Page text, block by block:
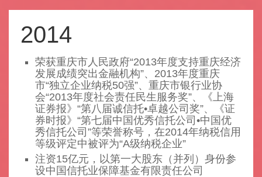
2014
荣获重庆市人民政府“2013年度支持重庆经济
发展成绩突出金融机构”、2013年度重庆
市“独立企业纳税50强”、重庆市银行业协
会“2013年度社会责任民生服务奖”、《上海
证券报》“第八届诚信托•卓越公司奖”、《证
券时报》“第七届中国优秀信托公司•中国优
秀信托公司”等荣誉称号，在2014年纳税信用
等级评定中被评为“A级纳税企业”
注资15亿元，以第一大股东（并列）身份参
设中国信托业保障基金有限责任公司